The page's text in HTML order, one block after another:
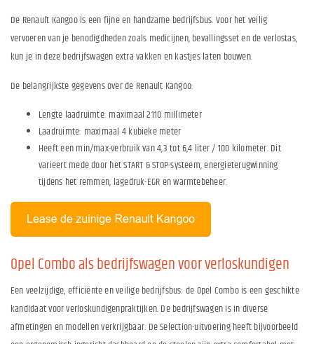
De Renault Kangoo is een fijne en handzame bedrijfsbus. Voor het veilig
vervoeren van je benodigdheden zoals medicijnen, bevallingsset en de verlostas,
kun je in deze bedrijfswagen extra vakken en kastjes laten bouwen.
De belangrijkste gegevens over de Renault Kangoo:
Lengte laadruimte: maximaal 2110 millimeter
Laadruimte: maximaal 4 kubieke meter
Heeft een min/max-verbruik van 4,3 tot 6,4 liter / 100 kilometer. Dit
varieert mede door het START & STOP-systeem, energieterugwinning
tijdens het remmen, lagedruk-EGR en warmtebeheer.
Opel Combo als bedrijfswagen voor verloskundigen
Een veelzijdige, efficiënte en veilige bedrijfsbus: de Opel Combo is een geschikte
kandidaat voor verloskundigenpraktijken. De bedrijfswagen is in diverse
afmetingen en modellen verkrijgbaar. De Selection-uitvoering heeft bijvoorbeeld